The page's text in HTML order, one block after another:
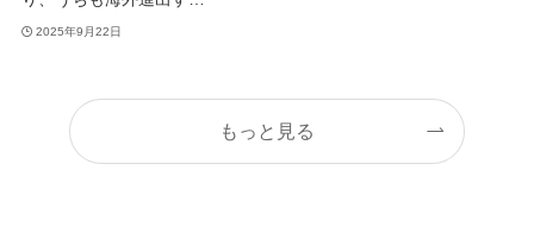
2025年9月22日
もっと見る